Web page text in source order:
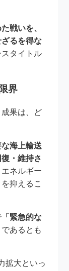
戦いを、
るを得な
タイトル
界
成果は、ど
海上輸送
・維持さ
ネルギー
抑えるこ
「緊急的な
であるとも
拡大といっ